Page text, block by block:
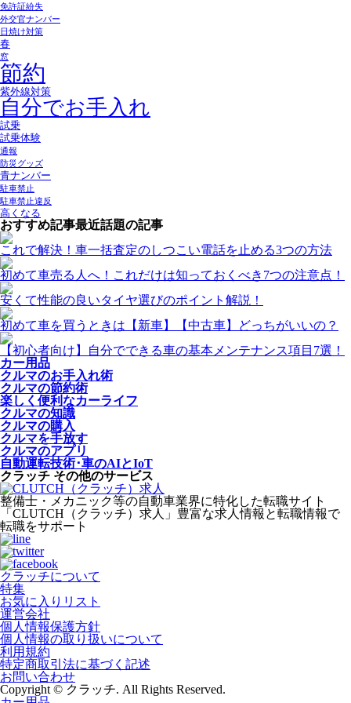
免許証紛失
外交官ナンバー
日焼け対策
春
窓
節約
紫外線対策
自分でお手入れ
試乗
試乗体験
通報
防災グッズ
青ナンバー
駐車禁止
駐車禁止違反
高くなる
おすすめ記事最近話題の記事
これで解決！車一括査定のしつこい電話を止める3つの方法
初めて車売る人へ！これだけは知っておくべき7つの注意点！
安くて性能の良いタイヤ選びのポイント解説！
初めて車を買うときは【新車】【中古車】どっちがいいの？
【初心者向け】自分でできる車の基本メンテナンス項目7選！
カー用品
クルマのお手入れ術
クルマの節約術
楽しく便利なカーライフ
クルマの知識
クルマの購入
クルマを手放す
クルマのアプリ
自動運転技術･車のAIとIoT
クラッチ その他のサービス
整備士・メカニック等の自動車業界に特化した転職サイト
「CLUTCH（クラッチ）求人」豊富な求人情報と転職情報で
転職をサポート
クラッチについて
特集
お気に入りリスト
運営会社
個人情報保護方針
個人情報の取り扱いについて
利用規約
特定商取引法に基づく記述
お問い合わせ
Copyright © クラッチ. All Rights Reserved.